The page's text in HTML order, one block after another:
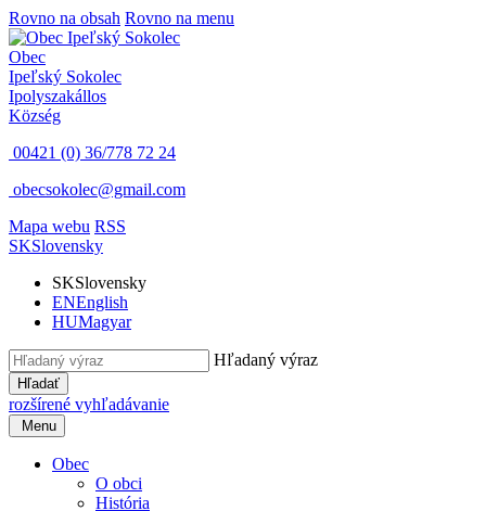
Rovno na obsah Rovno na menu
Obec
Ipeľský Sokolec
Ipolyszakállos
Község
00421 (0) 36/778 72 24
obecsokolec@gmail.com
Mapa webu RSS
SKSlovensky
SKSlovensky
ENEnglish
HUMagyar
Hľadaný výraz
Hľadať
rozšírené vyhľadávanie
Menu
Obec
O obci
História